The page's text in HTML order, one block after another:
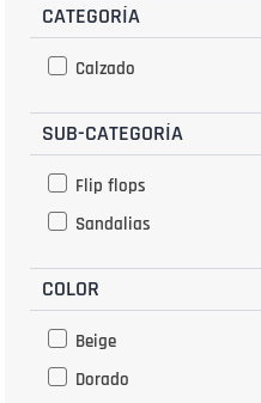
CATEGORÍA
Calzado
SUB-CATEGORÍA
Flip flops
Sandalias
COLOR
Beige
Dorado